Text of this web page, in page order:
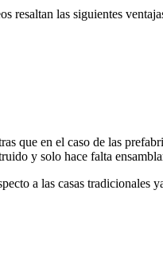
resaltan las siguientes
que en el caso de las
y solo hace falta
a las casas tradicionales